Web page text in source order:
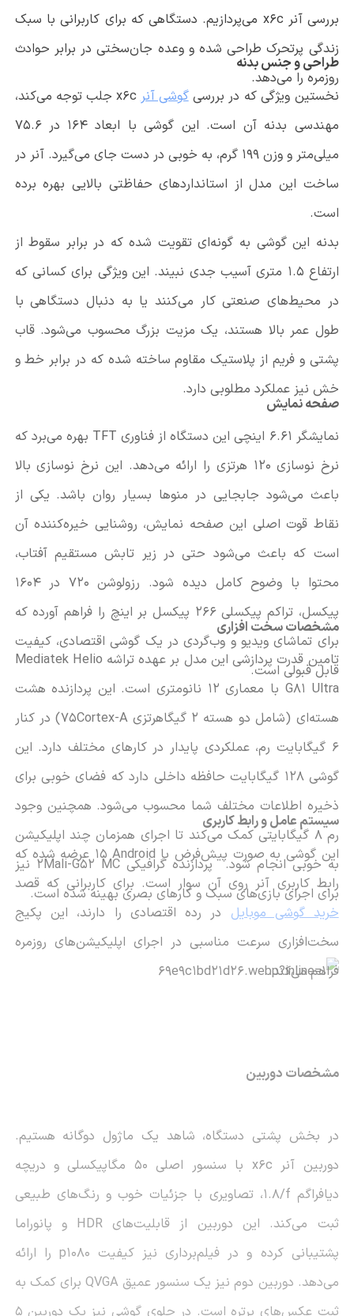
بررسی آنر x6c می‌پردازیم. دستگاهی که برای کاربرانی با سبک
زندگی پرتحرک طراحی شده و وعده جان‌سختی در برابر حوادث
روزمره را می‌دهد.
طراحی و جنس بدنه
نخستین ویژگی که در بررسیگوشی آنر x6c جلب توجه می‌کند،
مهندسی بدنه آن است. این گوشی با ابعاد ۱۶۴ در ۷۵.۶
میلی‌متر و وزن ۱۹۹ گرم، به خوبی در دست جای می‌گیرد. آنر در
ساخت این مدل از استانداردهای حفاظتی بالایی بهره برده
است.
بدنه این گوشی به گونه‌ای تقویت شده که در برابر سقوط از
ارتفاع ۱.۵ متری آسیب جدی نبیند. این ویژگی برای کسانی که
در محیط‌های صنعتی کار می‌کنند یا به دنبال دستگاهی با
طول عمر بالا هستند، یک مزیت بزرگ محسوب می‌شود. قاب
پشتی و فریم از پلاستیک مقاوم ساخته شده که در برابر خط و
خش نیز عملکرد مطلوبی دارد.
صفحه نمایش
نمایشگر ۶.۶۱ اینچی این دستگاه از فناوری
TFT بهره می‌برد که
نرخ نوسازی ۱۲۰ هرتزی را ارائه می‌دهد. این نرخ نوسازی بالا
باعث می‌شود جابجایی در منوها بسیار روان باشد. یکی از
نقاط قوت اصلی این صفحه نمایش، روشنایی خیره‌کننده آن
است که باعث می‌شود حتی در زیر تابش مستقیم آفتاب،
محتوا با وضوح کامل دیده شود. رزولوشن ۷۲۰ در ۱۶۰۴
پیکسل، تراکم پیکسلی ۲۶۶ پیکسل بر اینچ را فراهم آورده که
برای تماشای ویدیو و وب‌گردی در یک گوشی اقتصادی، کیفیت
قابل قبولی است.
مشخصات سخت افزاری
تامین قدرت پردازشی این مدل بر عهده تراشه Mediatek Helio
G81 Ultra
با معماری ۱۲ نانومتری است. این پردازنده هشت
هسته‌ای (شامل دو هسته ۲ گیگاهرتزی
Cortex-A
75) در کنار
۶ گیگابایت رم، عملکردی پایدار در کارهای مختلف دارد. این
گوشی ۱۲۸ گیگابایت حافظه داخلی دارد که فضای خوبی برای
ذخیره اطلاعات مختلف شما محسوب می‌شود. همچنین وجود
رم ۸ گیگابایتی کمک می‌کند تا اجرای همزمان چند اپلیکیشن
به خوبی انجام شود. پردازنده گرافیکیMali-G52 MC
2 نیز
برای اجرای بازی‌های سبک و کارهای بصری بهینه شده است.
سیستم عامل و رابط کاربری
این گوشی به صورت پیش‌فرض با Android
15 عرضه شده که
رابط کاربری آنر روی آن سوار است. برای کاربرانی که قصد
خرید گوشی موبایل در رده اقتصادی را دارند، این پکیج
سخت‌افزاری سرعت مناسبی در اجرای اپلیکیشن‌های روزمره
فراهم می‌کند.
مشخصات دوربین
در بخش پشتی دستگاه، شاهد یک ماژول دوگانه هستیم.
دوربین آنر x6c
با سنسور اصلی ۵۰ مگاپیکسلی و دریچه
دیافراگم f
/1.8، تصاویری با جزئیات خوب و رنگ‌های طبیعی
ثبت می‌کند. این دوربین از قابلیت‌هایHDR و پانوراما
پشتیبانی کرده و در فیلم‌برداری نیز کیفیت ۱۰۸۰
p را ارائه
می‌دهد. دوربین دوم نیز یک سنسور عمیق QVGA برای کمک به
ثبت عکس‌های پرتره است. در جلوی گوشی نیز یک دوربین ۵